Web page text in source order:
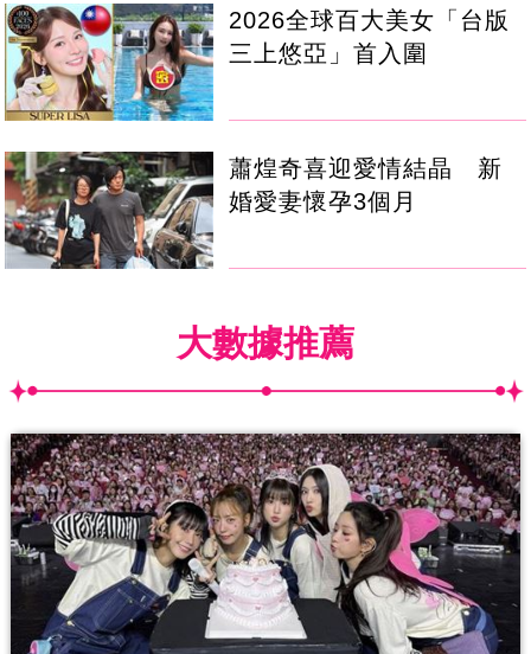
2026全球百大美女「台版
三上悠亞」首入圍
蕭煌奇喜迎愛情結晶 新
婚愛妻懷孕3個月
大數據推薦